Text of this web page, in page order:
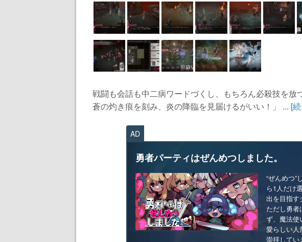
戦闘も会話も中二病ワードづくし、もちろん必殺技を放
蒼の灼き痕を刻み、炎の降臨を見届けるがいい！」 ... [
AD
勇者パーティはぜんめつしました。
“ぜんめつ”
ら1人だけ
出を目指す
ただし勇
ず、魔法使
愛らしい
崇拝してい